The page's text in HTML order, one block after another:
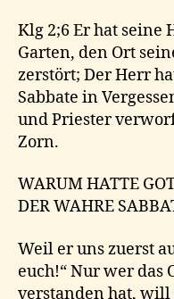
Klg 2;6 Er hat
Garten, den Ort
zerstört; Der Herr
Sabbate in
und Priester
Zorn.
WARUM HATTE
DER WAHRE
Weil er uns zuerst
euch!“ Nur wer das
verstanden hat, will